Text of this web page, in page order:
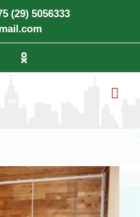
(29) 5056333
Instagram
ok